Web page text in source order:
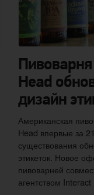
Head
дизайн
Американская
Head впервые за
существования
этикеток. Новое
пивоварней
агентством Interact